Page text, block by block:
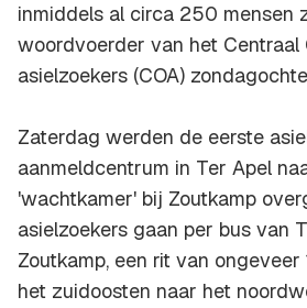
inmiddels al circa 250 mensen
woordvoerder van het Centraal
asielzoekers (COA)
Zaterdag werden de eerste
aanmeldcentrum in Ter Apel
'wachtkamer' bij Zoutkamp
asielzoekers gaan per bus van
Zoutkamp, een rit van
het zuidoosten naar het